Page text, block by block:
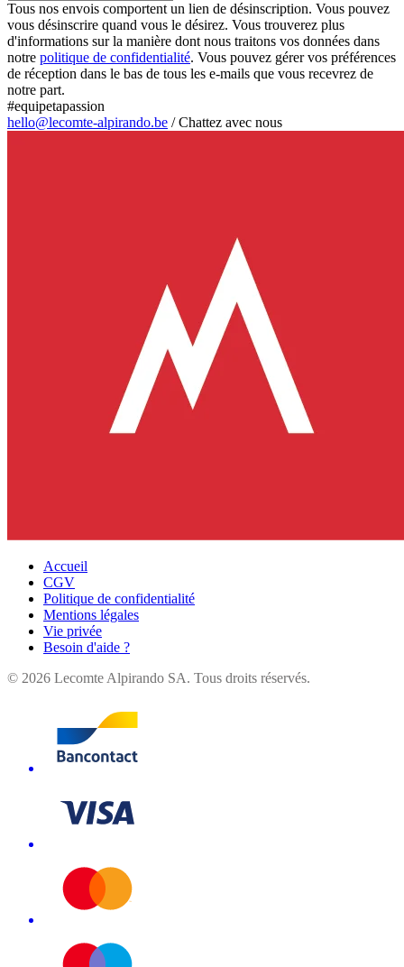
Tous nos envois comportent un lien de désinscription. Vous pouvez
vous désinscrire quand vous le désirez. Vous trouverez plus
d'informations sur la manière dont nous traitons vos données dans
notre politique de confidentialité. Vous pouvez gérer vos préférences
de réception dans le bas de tous les e-mails que vous recevrez de
notre part.
#equipetapassion
hello@lecomte-alpirando.be /Chattez avec nous
Accueil
CGV
Politique de confidentialité
Mentions légales
Vie privée
Besoin d'aide ?
© 2026 Lecomte Alpirando SA. Tous droits réservés.